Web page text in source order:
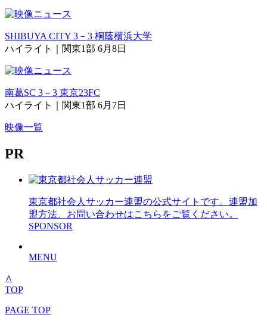
SHIBUYA CITY 3－3 桐蔭横浜大学
ハイライト｜関東1部 6月8日
南葛SC 3－3 東京23FC
ハイライト｜関東1部 6月7日
映像一覧
PR
東京都社会人サッカー連盟の公式サイトです。連盟加
盟方法、お問い合わせはこちらをご覧ください。
SPONSOR
MENU
∧
TOP
PAGE TOP